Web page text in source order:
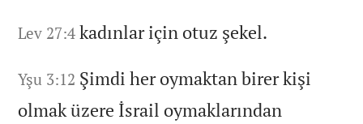
Lev 27:4 kadınlar için otuz şekel.
Yşu 3:12 Şimdi her oymaktan birer kişi
olmak üzere İsrail oymaklarından